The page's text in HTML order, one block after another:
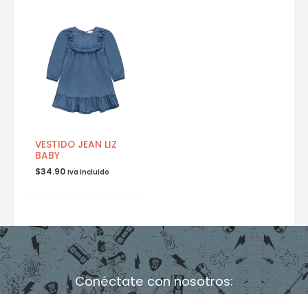
VESTIDO JEAN LIZ
BABY
$34.90 Iva incluido
Conéctate con nosotros: